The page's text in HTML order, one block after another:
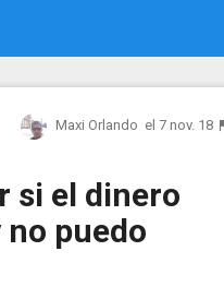
Maxi Orlando el 7 nov. 18
si el dinero
puedo